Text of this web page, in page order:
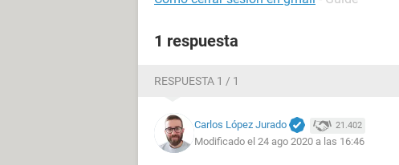
1 respuesta
RESPUESTA 1 / 1
Carlos López Jurado 21.402
Modificado el 24 ago 2020 a las 16:46